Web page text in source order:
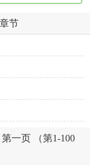
节
一页 （第1-100